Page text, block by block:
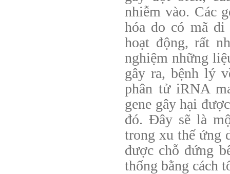
nhiễm vào. Các
hóa do có mã
hoạt động, rất
nghiệm những
gây ra, bệnh lý
phân tử iRNA
gene gây hại
đó. Đây sẽ là
trong xu thế ứng
được chỗ đứng
thống bằng cách